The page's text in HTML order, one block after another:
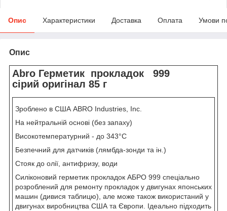
Опис Характеристики Доставка Оплата Умови
Опис
Abro Герметик прокладок 999
сірий оригінал 85 г
Зроблено в США ABRO Industries, Inc.
На нейтральній основі (без запаху)
Високотемпературний - до 343°С
Безпечний для датчиків (лямбда-зонди та ін.)
Стояк до олії, антифризу, води
Силіконовий герметик прокладок АБРО 999 спеціально
розроблений для ремонту прокладок у двигунах японських
машин (дивися таблицю), але може також використаний у
двигунах виробництва США та Європи. Ідеально підходить